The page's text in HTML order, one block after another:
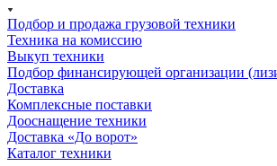
Подбор и продажа грузовой техники
Техника на комиссию
Выкуп техники
Подбор финансирующей организации
Доставка
Комплексные поставки
Дооснащение техники
Доставка «До ворот»
Каталог техники